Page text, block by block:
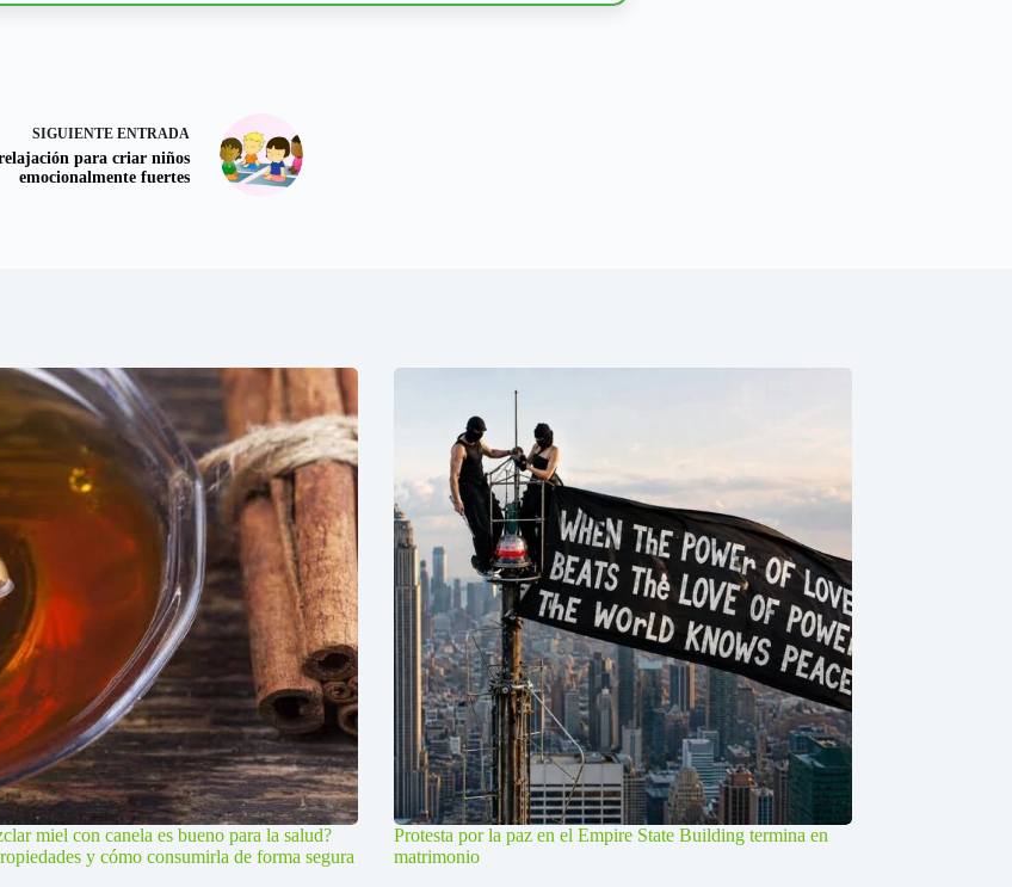
SIGUIENTE ENTRADA
para criar niños
emocionalmente fuertes
miel con canela es bueno para la salud?
y cómo consumirla de forma segura
Protesta por la paz en el Empire State Building termina en
matrimonio